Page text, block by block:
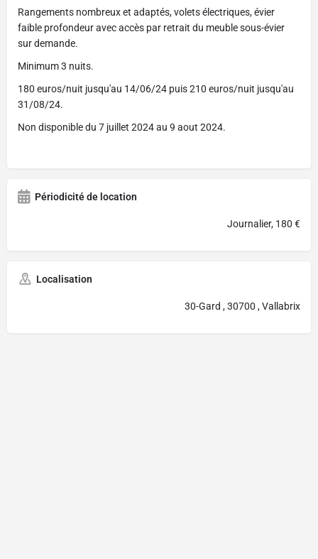
Rangements nombreux et adaptés, volets électriques, évier
faible profondeur avec accès par retrait du meuble sous-évier
sur demande.
Minimum 3 nuits.
180 euros/nuit jusqu'au 14/06/24 puis 210 euros/nuit jusqu'au
31/08/24.
Non disponible du 7 juillet 2024 au 9 aout 2024.
Périodicité de location
Journalier, 180 €
Localisation
30-Gard , 30700 , Vallabrix